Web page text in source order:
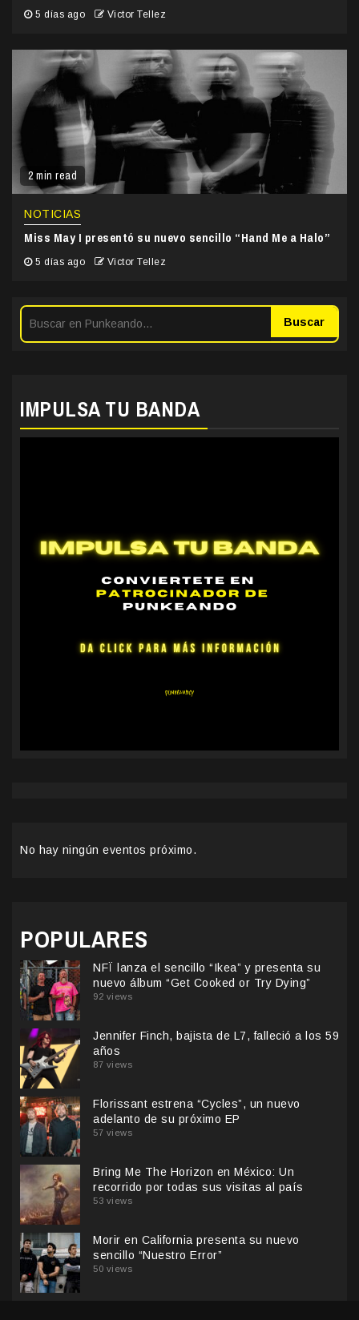
5 días ago Victor Tellez
2 min read
NOTICIAS
Miss May I presentó su nuevo sencillo “Hand Me a Halo”
5 días ago Victor Tellez
Buscar
IMPULSA TU BANDA
No hay ningún eventos próximo.
POPULARES
NFÏ lanza el sencillo “Ikea” y presenta su
nuevo álbum “Get Cooked or Try Dying”
92 views
Jennifer Finch, bajista de L7, falleció a los 59
años
87 views
Florissant estrena “Cycles”, un nuevo
adelanto de su próximo EP
57 views
Bring Me The Horizon en México: Un
recorrido por todas sus visitas al país
53 views
Morir en California presenta su nuevo
sencillo “Nuestro Error”
50 views